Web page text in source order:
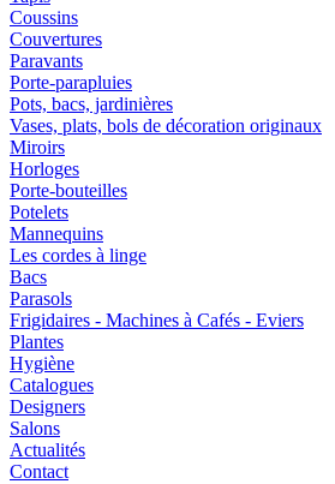
Coussins
Couvertures
Paravants
Porte-parapluies
Pots, bacs, jardinières
Vases, plats, bols de décoration originaux
Miroirs
Horloges
Porte-bouteilles
Potelets
Mannequins
Les cordes à linge
Bacs
Parasols
Frigidaires - Machines à Cafés - Eviers
Plantes
Hygiène
Catalogues
Designers
Salons
Actualités
Contact